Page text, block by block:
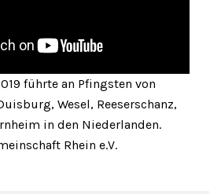
führte an Pfingsten von
Wesel, Reeserschanz,
in den Niederlanden.
Rhein e.V.